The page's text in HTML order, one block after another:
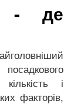
- де
і
факторів,